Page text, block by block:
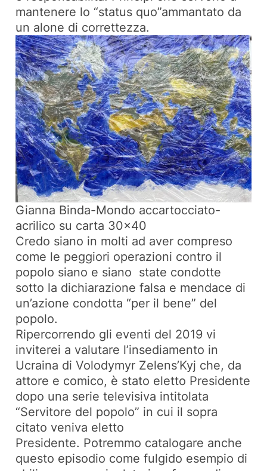
mantenere lo “status quo”ammantato da
un alone di correttezza.
Gianna Binda-Mondo accartocciato-
acrilico su carta 30×40
Credo siano in molti ad aver compreso
come le peggiori operazioni contro il
popolo siano e siano state condotte
sotto la dichiarazione falsa e mendace di
un’azione condotta “per il bene” del
popolo.
Ripercorrendo gli eventi del 2019 vi
inviterei a valutare l’insediamento in
Ucraina di Volodymyr Zelens’Kyj che, da
attore e comico, è stato eletto Presidente
dopo una serie televisiva intitolata
“Servitore del popolo” in cui il sopra
citato veniva eletto
Presidente. Potremmo catalogare anche
questo episodio come fulgido esempio di